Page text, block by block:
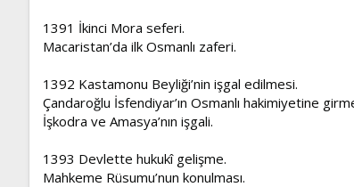
1391 İkinci Mora seferi.
Macaristan’da ilk Osmanlı zaferi.
1392 Kastamonu Beyliği’nin işgal edilmesi.
Çandaroğlu İsfendiyar’ın Osmanlı hakimiyetine
İşkodra ve Amasya’nın işgali.
1393 Devlette hukukî gelişme.
Mahkeme Rüsumu’nun konulması.